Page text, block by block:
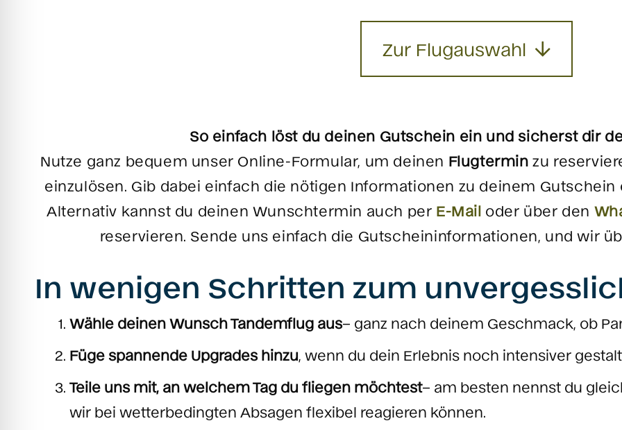
Zur Flugauswahl
So einfach löst du deinen Gutschein ein und sicherst dir
Nutze ganz bequem unser Online-Formular, um deinen Flugtermin zu
einzulösen. Gib dabei einfach die nötigen Informationen zu deinem
Alternativ kannst du deinen Wunschtermin auch per E-Mail oder über den
reservieren. Sende uns einfach die Gutscheininformationen, und wir
In wenigen Schritten zum
Wähle deinen Wunsch Tandemflug aus– ganz nach deinem Geschmack, ob
Füge spannende Upgrades hinzu, wenn du dein Erlebnis noch intensiver
Teile uns mit, an welchem Tag du fliegen möchtest– am besten nennst du
wir bei wetterbedingten Absagen flexibel reagieren können.